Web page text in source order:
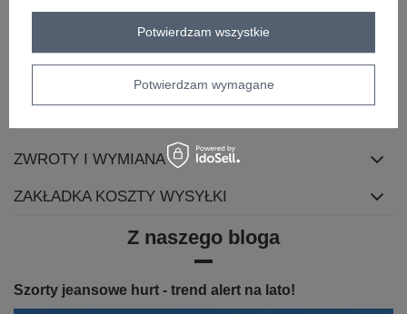
99% bawełna
OPIS PRODUKTU
ZWROTY I WYMIANA
ZAKŁADKA KOSZTY WYSYŁKI
Z naszego bloga
Szorty jeansowe hurt - trend alert na lato!
Potwierdzam wymagane
Potwierdzam wszystkie